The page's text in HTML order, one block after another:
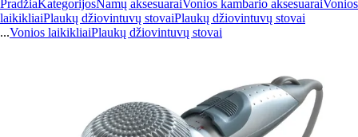
PradžiaKategorijosNamų aksesuaraiVonios kambario aksesuaraiVonios
laikikliaiPlaukų džiovintuvų stovaiPlaukų džiovintuvų stovai
...Vonios laikikliaiPlaukų džiovintuvų stovai